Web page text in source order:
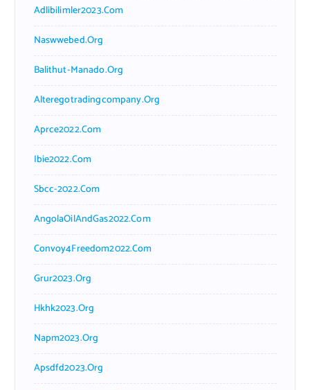
Adlibilimler2023.com
Naswwebed.org
Balithut-Manado.org
Alteregotradingcompany.org
Aprce2022.com
Ibie2022.com
Sbcc-2022.com
AngolaOilAndGas2022.com
Convoy4Freedom2022.com
Grur2023.org
Hkhk2023.org
Napm2023.org
Apsdfd2023.org